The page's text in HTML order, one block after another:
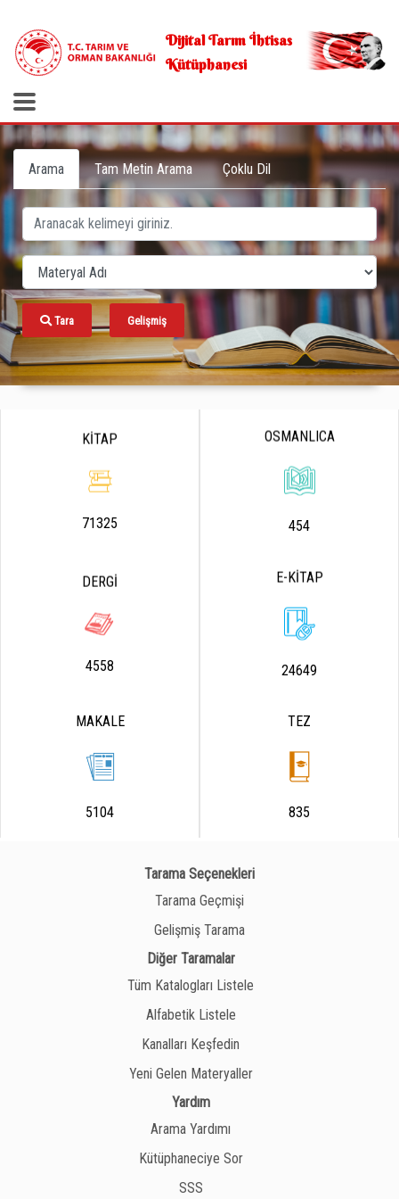
Dijital Tarım İhtisas
Kütüphanesi
Arama Tam Metin Arama Çoklu Dil
Tara Gelişmiş
KİTAP
71325
OSMANLICA
454
DERGİ
4558
E-KİTAP
24649
MAKALE
5104
TEZ
835
Tarama Seçenekleri
Tarama Geçmişi
Gelişmiş Tarama
Diğer Taramalar
Tüm Katalogları Listele
Alfabetik Listele
Kanalları Keşfedin
Yeni Gelen Materyaller
Yardım
Arama Yardımı
Kütüphaneciye Sor
SSS